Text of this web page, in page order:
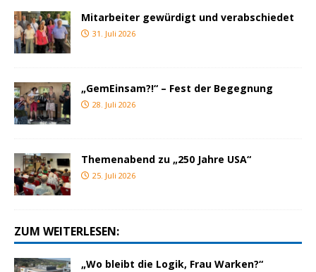
Mitarbeiter gewürdigt und verabschiedet
31. Juli 2026
„GemEinsam?!“ – Fest der Begegnung
28. Juli 2026
Themenabend zu „250 Jahre USA“
25. Juli 2026
ZUM WEITERLESEN:
„Wo bleibt die Logik, Frau Warken?“